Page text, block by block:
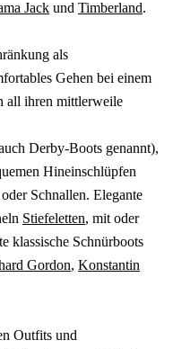
Jack und Timberland.
als
Gehen bei einem
all ihren mittlerweile
Derby-Boots genannt),
Hineinschlüpfen
Schnallen. Elegante
Stiefeletten, mit oder
klassische Schnürboots
Gordon, Konstantin
Outfits und